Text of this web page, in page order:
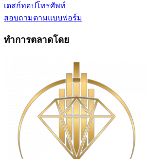
เดสก์ทอปโทรศัพท์
สอบถามตามแบบฟอร์ม
ทำการตลาดโดย